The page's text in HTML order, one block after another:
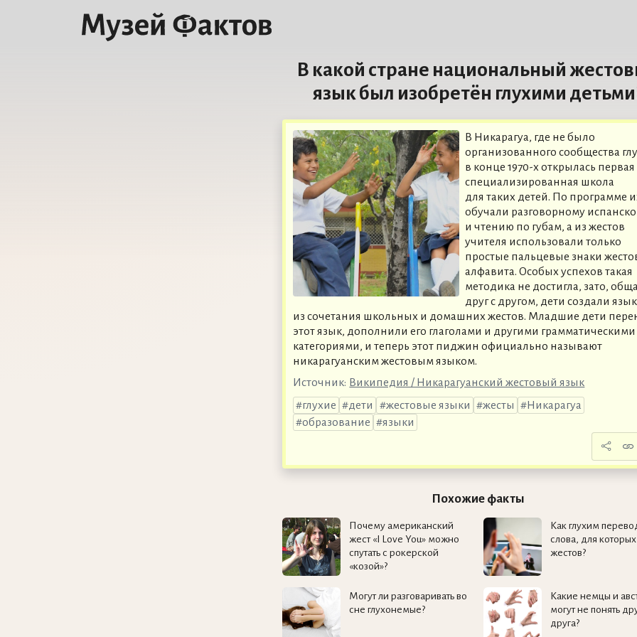
В какой стране национальный
язык был изобретён глухими
В Никарагуа, где не было
организованного сообщества
в конце 1970-х открылась первая
специализированная школа
для таких детей. По программе
обучали разговорному
и чтению по губам, а из жестов
учителя использовали только
простые пальцевые знаки
алфавита. Особых успехов такая
методика не достигла, зато,
друг с другом, дети создали язык
из сочетания школьных и домашних жестов. Младшие дети
этот язык, дополнили его глаголами и другими грамматическими
категориями, и теперь этот пиджин официально называют
никарагуанским жестовым языком.
Источник: Википедия / Никарагуанский жестовый язык
глухие
дети жестовые языки жесты
Никарагуа
образование
языки
Похожие факты
Почему американский
жест «I Love You» можно
спутать с рокерской
«козой»?
Как глухим
слова, для
жестов?
Могут ли разговаривать во
сне глухонемые?
Какие немцы и
могут не понять
друга?